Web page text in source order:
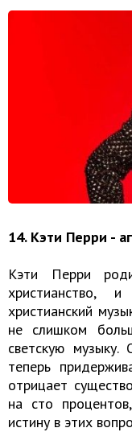
14. Кэти Перри -
Кэти Перри
христианство,
христианский
не слишком
светскую музыку.
теперь
отрицает
на сто
истину в этих